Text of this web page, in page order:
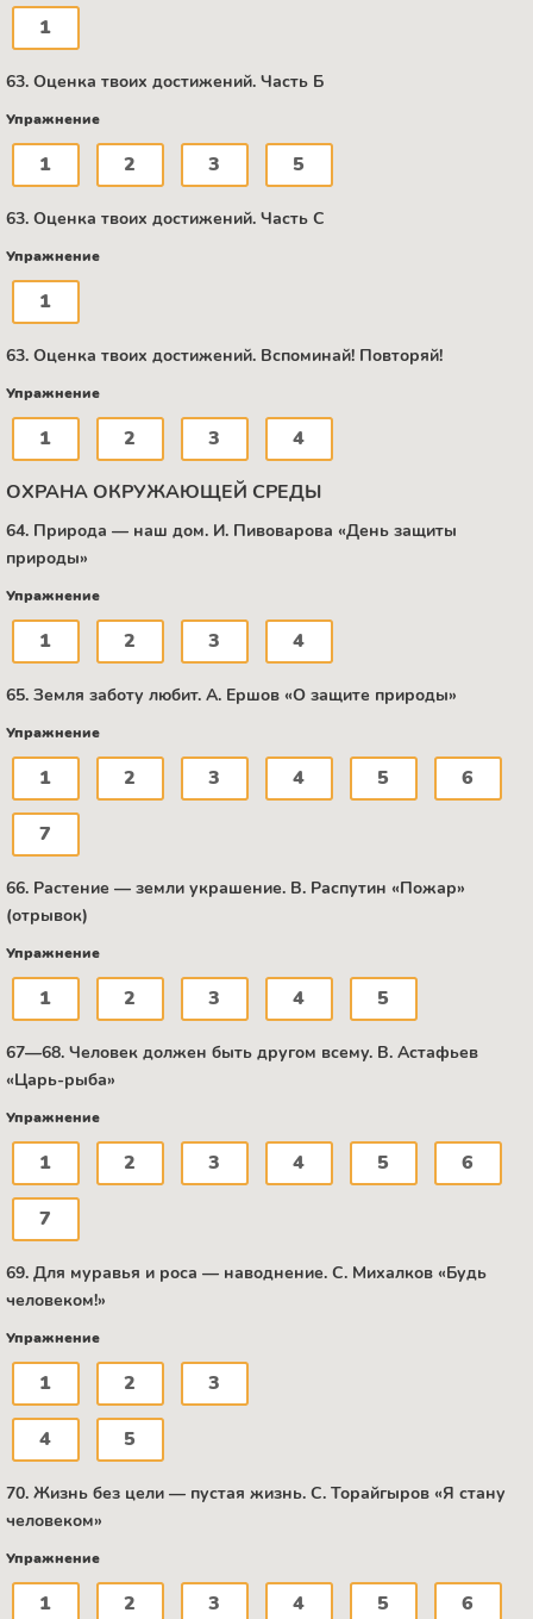
1
63. Оценка твоих достижений. Часть Б
Упражнение
1 2 3 5
63. Оценка твоих достижений. Часть С
Упражнение
1
63. Оценка твоих достижений. Вспоминай! Повторяй!
Упражнение
1 2 3 4
ОХРАНА ОКРУЖАЮЩЕЙ СРЕДЫ
64. Природа — наш дом. И. Пивоварова «День защиты
природы»
Упражнение
1 2 3 4
65. Земля заботу любит. A. Ершов «О защите природы»
Упражнение
1 2 3 4 5 6
7
66. Растение — земли украшение. B. Распутин «Пожар»
(отрывок)
Упражнение
1 2 3 4 5
67—68. Человек должен быть другом всему. B. Астафьев
«Царь-рыба»
Упражнение
1 2 3 4 5 6
7
69. Для муравья и роса — наводнение. C. Михалков «Будь
человеком!»
Упражнение
1 2 3
4 5
70. Жизнь без цели — пустая жизнь. С. Торайгыров «Я стану
человеком»
Упражнение
1 2 3 4 5 6